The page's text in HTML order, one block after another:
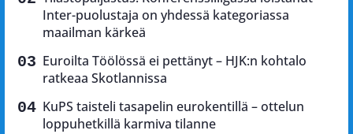
Inter-puolustaja on yhdessä kategoriassa
maailman kärkeä
Euroilta Töölössä ei pettänyt – HJK:n kohtalo
ratkeaa Skotlannissa
KuPS taisteli tasapelin eurokentillä – ottelun
loppuhetkillä karmiva tilanne